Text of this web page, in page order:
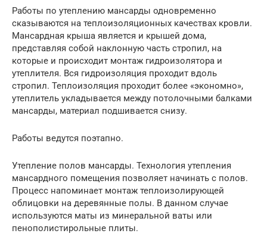
Работы по утеплению мансарды одновременно
сказываются на теплоизоляционных качествах кровли.
Мансардная крыша является и крышей дома,
представляя собой наклонную часть стропил, на
которые и происходит монтаж гидроизолятора и
утеплителя. Вся гидроизоляция проходит вдоль
стропил. Теплоизоляция проходит более «экономно»,
утеплитель укладывается между потолочными балками
мансарды, материал подшивается снизу.
Работы ведутся поэтапно.
Утепление полов мансарды. Технология утепления
мансардного помещения позволяет начинать с полов.
Процесс напоминает монтаж теплоизолирующей
облицовки на деревянные полы. В данном случае
используются маты из минеральной ваты или
пенополистирольные плиты.